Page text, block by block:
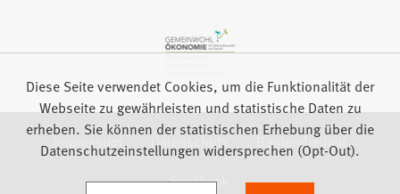
Impressum Datenschutz
Barrierefreiheit
Feedback
Diese Seite verwendet Cookies, um die Funktionalität der
Webseite zu gewährleisten und statistische Daten zu
erheben. Sie können der statistischen Erhebung über die
Datenschutzeinstellungen widersprechen (Opt-Out).